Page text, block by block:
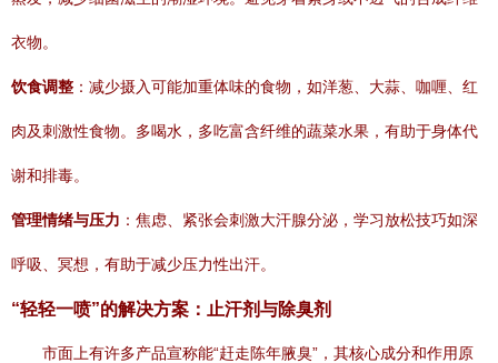
衣物。
饮食调整 ：减少摄入可能加重体味的食物，如洋葱、大蒜、咖喱、红
肉及刺激性食物。多喝水，多吃富含纤维的蔬菜水果，有助于身体代
谢和排毒。
管理情绪与压力 ：焦虑、紧张会刺激大汗腺分泌，学习放松技巧如深
呼吸、冥想，有助于减少压力性出汗。
“轻轻一喷”的解决方案：止汗剂与除臭剂
市面上有许多产品宣称能“赶走陈年腋臭”，其核心成分和作用原